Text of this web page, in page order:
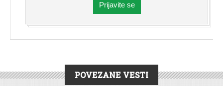
Prijavite se
POVEZANE VESTI